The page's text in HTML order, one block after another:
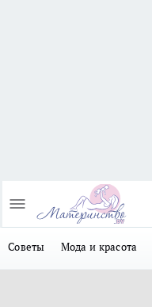
Советы Мода и красота